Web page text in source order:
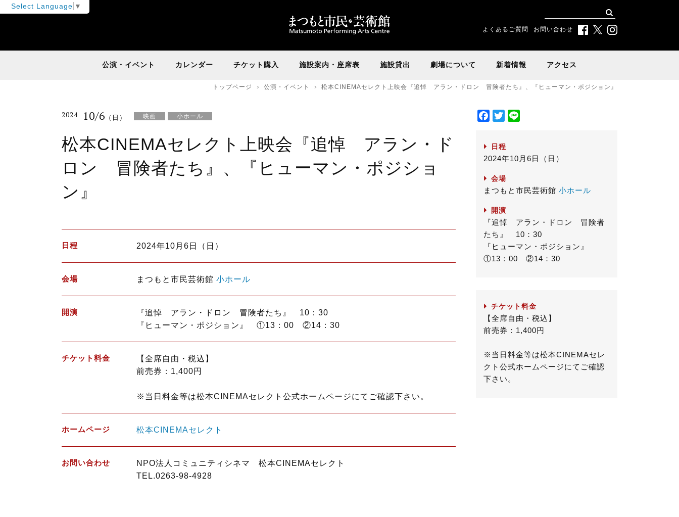
Select Language ▼
よくあるご質問 お問い合わせ
公演・イベント カレンダー チケット購入 施設案内・座席表 施設貸出 劇場について 新着情報 アクセス
トップページ 公演・イベント 松本CINEMAセレクト上映会『追悼 アラン・ドロン 冒険者たち』、『ヒューマン・ポジション』
2024 10/6 （日） 映画 小ホール
松本CINEMAセレクト上映会『追悼 アラン・ド
ロン 冒険者たち』、『ヒューマン・ポジショ
ン』
日程 2024年10月6日（日）
会場 まつもと市民芸術館 小ホール
開演
『追悼 アラン・ドロン 冒険者たち』 10：30
『ヒューマン・ポジション』 ①13：00 ②14：30
チケット料金
【全席自由・税込】
前売券：1,400円
※当日料金等は松本CINEMAセレクト公式ホームページにてご確認下さい。
ホームページ 松本CINEMAセレクト
お問い合わせ
NPO法人コミュニティシネマ 松本CINEMAセレクト
TEL.0263-98-4928
F
e
b
o
o
T
t
t
e
日程
2024年10月6日（日）
会場
まつもと市民芸術館 小ホール
開演
『追悼 アラン・ドロン 冒険者
たち』 10：30
『ヒューマン・ポジション』
①13：00 ②14：30
チケット料金
【全席自由・税込】
前売券：1,400円
※当日料金等は松本CINEMAセレ
クト公式ホームページにてご確認
下さい。